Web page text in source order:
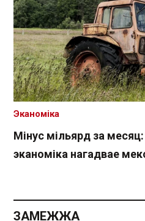
Мінус мільярд за
эканоміка нагадвае
Эканоміка
ЗАМЕЖЖА